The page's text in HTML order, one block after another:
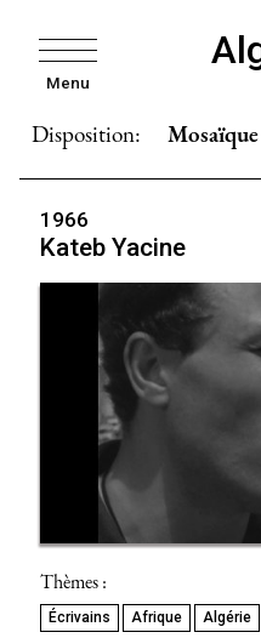
Menu
Disposition: Mosaïque
1966
Kateb Yacine
Thèmes :
Écrivains Afrique Algérie